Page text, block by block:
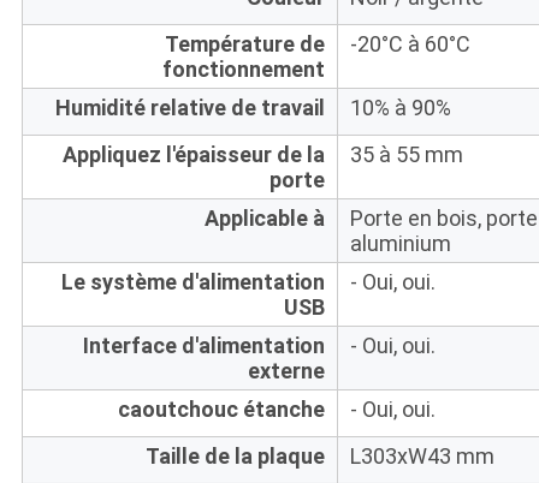
Température de
fonctionnement
-20°C à 60°C
Humidité relative de travail
10% à 90%
Appliquez l'épaisseur de la
porte
35 à 55 mm
Applicable à
Porte en bois,
aluminium
Le système d'alimentation
USB
- Oui, oui.
Interface d'alimentation
externe
- Oui, oui.
caoutchouc étanche
- Oui, oui.
Taille de la plaque
L303xW43 mm